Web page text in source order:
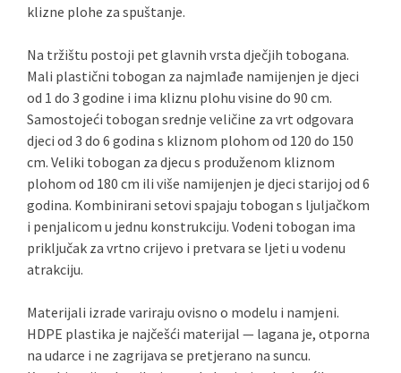
klizne plohe za spuštanje.
Na tržištu postoji pet glavnih vrsta dječjih tobogana.
Mali plastični tobogan za najmlađe namijenjen je djeci
od 1 do 3 godine i ima kliznu plohu visine do 90 cm.
Samostojeći tobogan srednje veličine za vrt odgovara
djeci od 3 do 6 godina s kliznom plohom od 120 do 150
cm. Veliki tobogan za djecu s produženom kliznom
plohom od 180 cm ili više namijenjen je djeci starijoj od 6
godina. Kombinirani setovi spajaju tobogan s ljuljačkom
i penjalicom u jednu konstrukciju. Vodeni tobogan ima
priključak za vrtno crijevo i pretvara se ljeti u vodenu
atrakciju.
Materijali izrade variraju ovisno o modelu i namjeni.
HDPE plastika je najčešći materijal — lagana je, otporna
na udarce i ne zagrijava se pretjerano na suncu.